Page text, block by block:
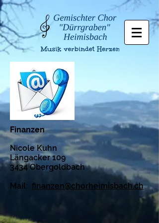
Finanzen
Nicole Kuhn
Längacker 109
3434 Obergoldbach
Mail: finanzen@chorheimisbach.ch